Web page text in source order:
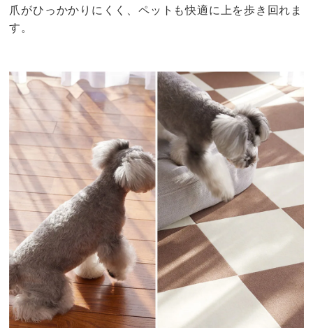
爪がひっかかりにくく、ペットも快適に上を歩き回れま
す。